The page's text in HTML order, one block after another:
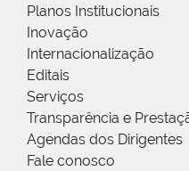
Planos Institucionais
Inovação
Internacionalização
Editais
Serviços
Transparência e
Agendas dos Dirigentes
Fale conosco